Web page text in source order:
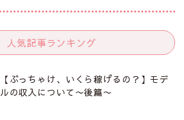
人気記事ランキング
【ぶっちゃけ、いくら稼げるの？】モデ
ルの収入について〜後篇〜